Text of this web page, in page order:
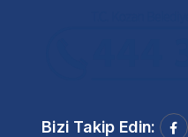
Bizi Takip Edin: